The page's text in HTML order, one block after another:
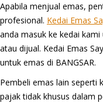
Apabila menjual emas,
profesional. Kedai Emas
anda masuk ke kedai
atau dijual. Kedai Emas
untuk emas di BANGSAR.
Pembeli emas lain seperti
pajak tidak khusus dalam